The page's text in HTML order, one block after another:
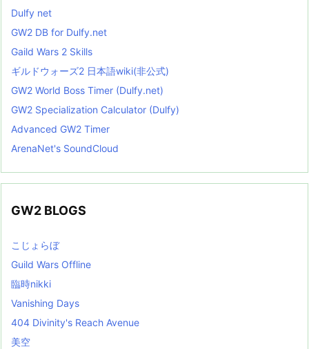
Dulfy net
GW2 DB for Dulfy.net
Gaild Wars 2 Skills
ギルドウォーズ2 日本語wiki(非公式)
GW2 World Boss Timer (Dulfy.net)
GW2 Specialization Calculator (Dulfy)
Advanced GW2 Timer
ArenaNet's SoundCloud
GW2 BLOGS
こじょらぼ
Guild Wars Offline
臨時nikki
Vanishing Days
404 Divinity's Reach Avenue
美空